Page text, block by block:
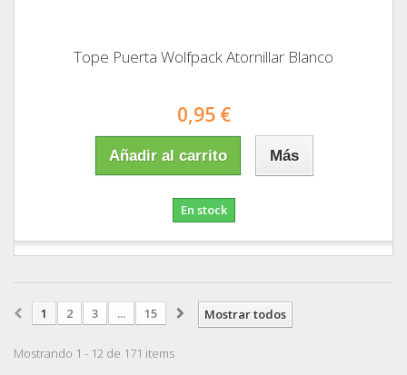
Tope Puerta Wolfpack Atornillar Blanco
0,95 €
Añadir al carrito Más
En stock
Mostrar todos
1 2 3 ... 15
Mostrando 1 - 12 de 171 items